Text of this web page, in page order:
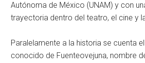
Autónoma de México (UNAM) y con
trayectoria dentro del teatro, el cine y
Paralelamente a la historia se cuenta
conocido de Fuenteovejuna, nombre